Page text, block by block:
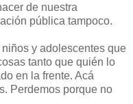
de nuestra
pública tampoco.
y adolescentes que
tanto que quién lo
en la frente. Acá
Perdemos porque no